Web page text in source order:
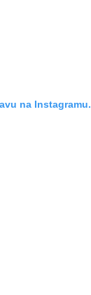
na Instagramu.